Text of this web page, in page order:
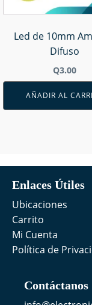
Led de 10mm
Difuso
Q3.00
AÑADIR AL
Enlaces Útiles
Ubicaciones
Carrito
Mi Cuenta
Política de
Contáctanos